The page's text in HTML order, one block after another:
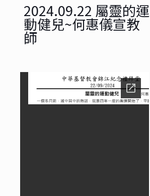
2024.09.22 屬靈的運
動健兒~何惠儀宣教
師